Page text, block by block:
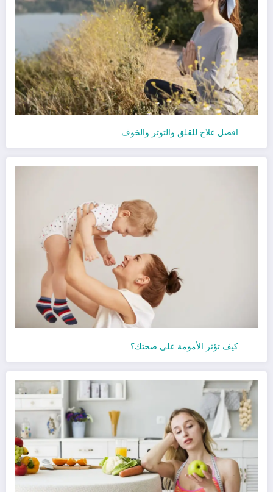
افضل علاج للقلق والتوتر والخوف
كيف تؤثر الأمومة على صحتك؟